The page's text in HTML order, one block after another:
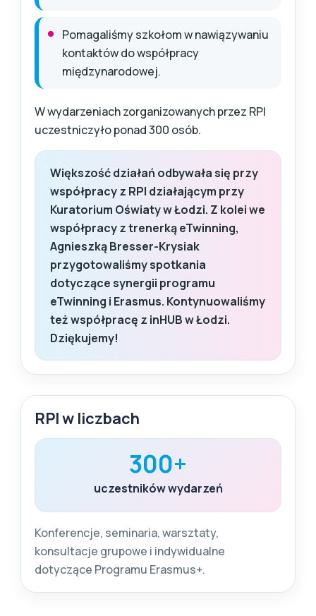
Pomagaliśmy szkołom w nawiązywaniu
kontaktów do współpracy
międzynarodowej.
W wydarzeniach zorganizowanych przez RPI
uczestniczyło ponad 300 osób.
Większość działań odbywała się przy
współpracy z RPI działającym przy
Kuratorium Oświaty w Łodzi. Z kolei we
współpracy z trenerką eTwinning,
Agnieszką Bresser-Krysiak
przygotowaliśmy spotkania
dotyczące synergii programu
eTwinning i Erasmus. Kontynuowaliśmy
też współpracę z inHUB w Łodzi.
Dziękujemy!
RPI w liczbach
300+
uczestników wydarzeń
Konferencje, seminaria, warsztaty,
konsultacje grupowe i indywidualne
dotyczące Programu Erasmus+.